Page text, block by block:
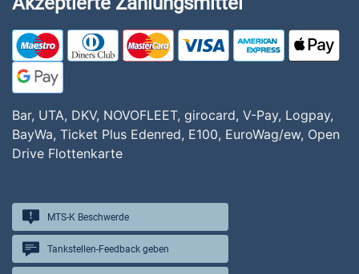
Bar, UTA, DKV, NOVOFLEET, girocard, V-Pay, Logpay,
BayWa, Ticket Plus Edenred, E100, EuroWag/ew, Open
Drive Flottenkarte
MTS-K Beschwerde
Tankstellen-Feedback geben